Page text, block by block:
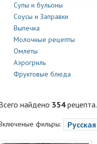
Супы и бульоны
Соусы и Заправки
Выпечка
Молочные рецепты
Омлеты
Аэрогриль
Фруктовые блюда
найдено 354рецепта.
фильры: Русская